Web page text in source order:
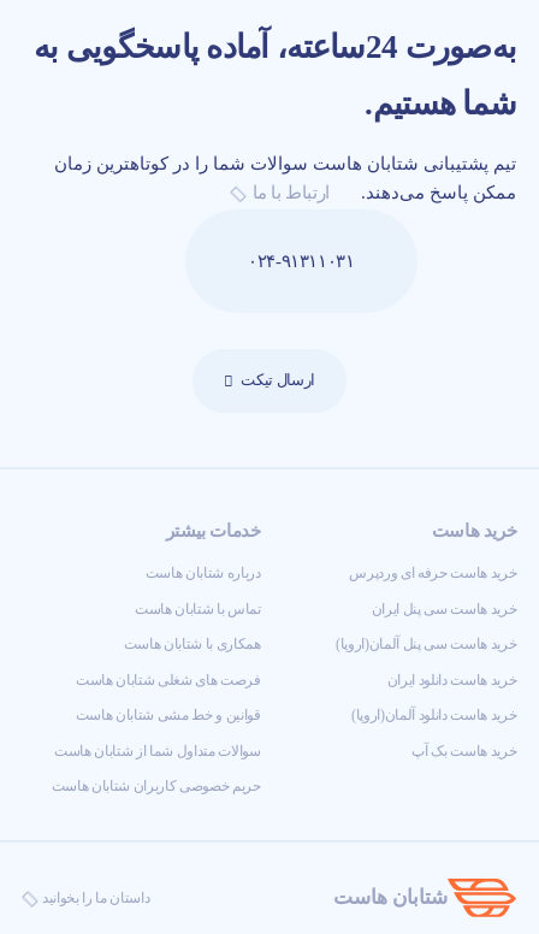
به‌صورت 24‌ساعته، آماده پاسخگویی به
شما هستیم.
تیم پشتیبانی شتابان هاست سوالات شما را در کوتاهترین زمان
ممکن پاسخ می‌دهند.
ارتباط با ما
۰۲۴-۹۱۳۱۱۰۳۱
ارسال تیکت
خرید هاست
خرید هاست حرفه ای وردپرس
خرید هاست سی پنل ایران
خرید هاست سی پنل آلمان(اروپا)
خرید هاست دانلود ایران
خرید هاست دانلود آلمان(اروپا)
خرید هاست بک آپ
خدمات بیشتر
درباره شتابان هاست
تماس با شتابان هاست
همکاری با شتابان هاست
فرصت های شغلی شتابان هاست
قوانین و خط مشی شتابان هاست
سوالات متداول شما از شتابان هاست
حریم خصوصی کاربران شتابان هاست
شتابان هاست داستان ما را بخوانید